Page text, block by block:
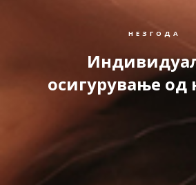
НЕЗГОДА
осигурување од